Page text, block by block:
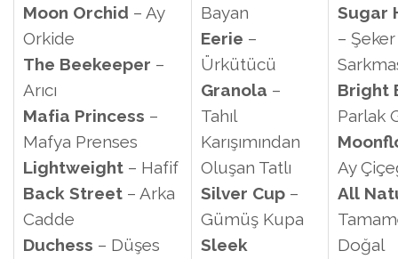
Moon Orchid – Ay
Orkide
The Beekeeper –
Arıcı
Mafia Princess –
Mafya Prenses
Lightweight – Hafif
Back Street – Arka
Cadde
Duchess – Düşes
Bayan
Eerie –
Ürkütücü
Granola –
Tahıl
Karışımından
Oluşan Tatlı
Silver Cup –
Gümüş Kupa
Sleek
Sugar
– Şeker
Bright
Parlak
Ay
All
Doğal